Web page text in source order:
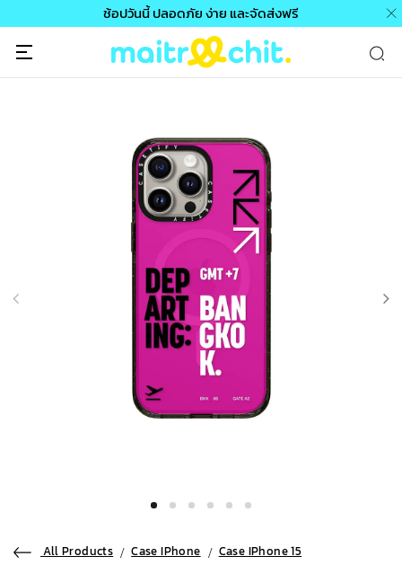
ช้อปวันนี้ ปลอดภัย ง่าย และจัดส่งฟรี
All Products Case IPhone Case IPhone 15